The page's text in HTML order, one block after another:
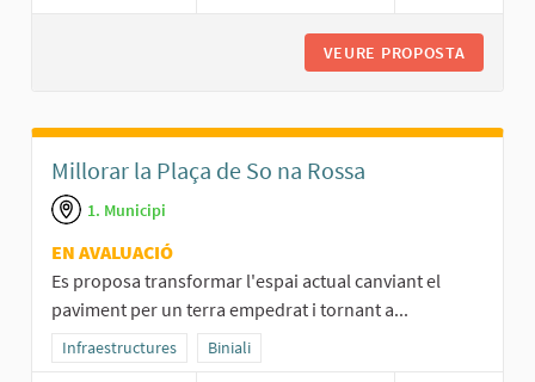
VEURE PROPOSTA
Millorar la Plaça de So na Rossa
1. Municipi
EN AVALUACIÓ
Es proposa transformar l'espai actual canviant el
paviment per un terra empedrat i tornant a...
Resultats al filtrar per la categoria: Infraestructures
Infraestructures Resultats al filtrar per l'àmbit: Biniali
Biniali